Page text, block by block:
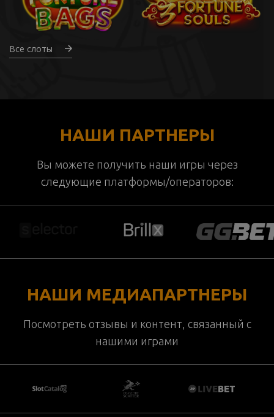
Все слоты
НАШИ ПАРТНЕРЫ
Вы можете получить наши игры через
следующие платформы/операторов:
НАШИ МЕДИАПАРТНЕРЫ
Посмотреть отзывы и контент, связанный с
нашими играми